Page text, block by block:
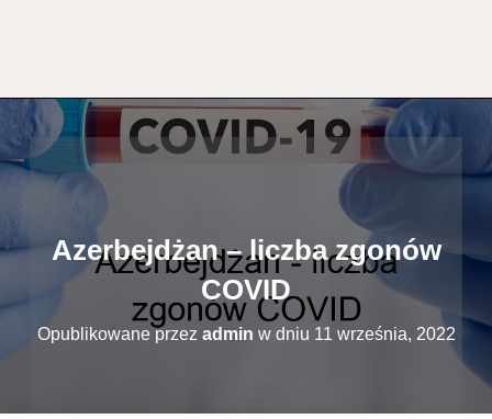
Azerbejdżan – liczba zgonów
COVID
Opublikowane przez admin w dniu 11 września, 2022